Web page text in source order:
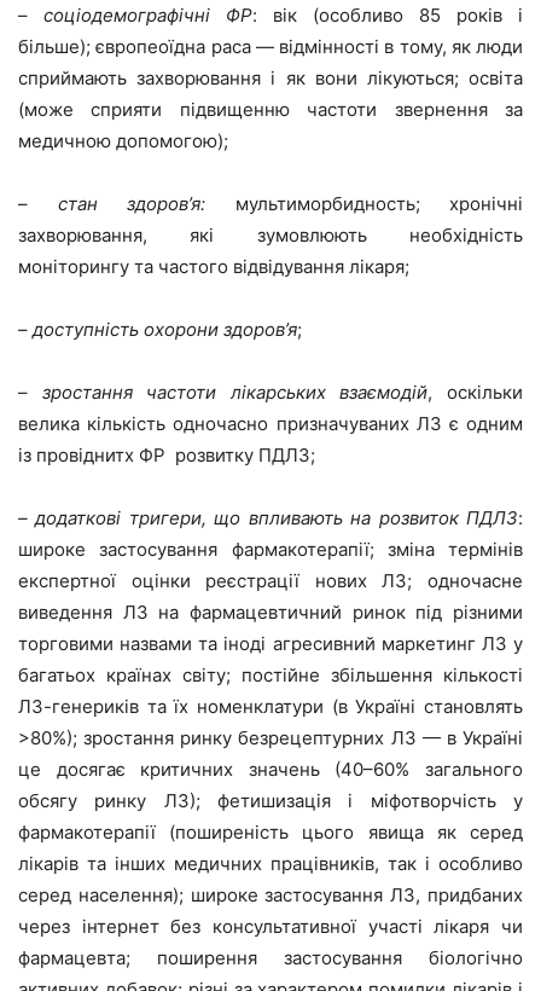
– соціодемографічні ФР: вік (особливо 85 років і
більше); європеоїдна раса — відмінності в тому, як люди
сприймають захворювання і як вони лікуються; освіта
(може сприяти підвищенню частоти звернення за
медичною допомогою);
– стан здоров’я: мультиморбидность; хронічні
захворювання, які зумовлюють необхідність
моніторингу та частого відвідування лікаря;
–доступність охорони здоров’я;
– зростання частоти лікарських взаємодій, оскільки
велика кількість одночасно призначуваних ЛЗ є одним
із провіднитх ФР розвитку ПДЛЗ;
– додаткові тригери, що впливають на розвиток ПДЛЗ:
широке застосування фармакотерапії; зміна термінів
експертної оцінки реєстрації нових ЛЗ; одночасне
виведення ЛЗ на фармацевтичний ринок під різними
торговими назвами та іноді агресивний маркетинг ЛЗ у
багатьох країнах світу; постійне збільшення кількості
ЛЗ-генериків та їх номенклатури (в Україні становлять
>80%); зростання ринку безрецептурних ЛЗ — в Україні
це досягає критичних значень (40–60% загального
обсягу ринку ЛЗ); фетишизація і міфотворчість у
фармакотерапії (поширеність цього явища як серед
лікарів та інших медичних працівників, так і особливо
серед населення); широке застосування ЛЗ, придбаних
через інтернет без консультативної участі лікаря чи
фармацевта; поширення застосування біологічно